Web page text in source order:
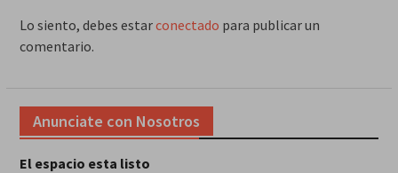
Lo siento, debes estarconectado para publicar un
comentario.
Anunciate con Nosotros
El espacio esta listo